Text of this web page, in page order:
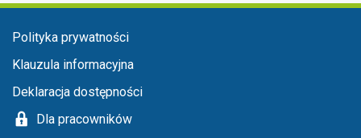
Menu stopka
Polityka prywatności
Klauzula informacyjna
Deklaracja dostępności
Dla pracowników